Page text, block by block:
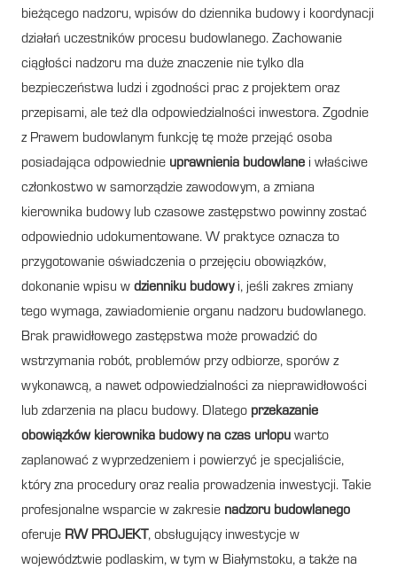
bieżącego nadzoru, wpisów do dziennika budowy i koordynacji
działań uczestników procesu budowlanego. Zachowanie
ciągłości nadzoru ma duże znaczenie nie tylko dla
bezpieczeństwa ludzi i zgodności prac z projektem oraz
przepisami, ale też dla odpowiedzialności inwestora. Zgodnie
z Prawem budowlanym funkcję tę może przejąć osoba
posiadająca odpowiednie uprawnienia budowlane i właściwe
członkostwo w samorządzie zawodowym, a zmiana
kierownika budowy lub czasowe zastępstwo powinny zostać
odpowiednio udokumentowane. W praktyce oznacza to
przygotowanie oświadczenia o przejęciu obowiązków,
dokonanie wpisu w dzienniku budowyi, jeśli zakres zmiany
tego wymaga, zawiadomienie organu nadzoru budowlanego.
Brak prawidłowego zastępstwa może prowadzić do
wstrzymania robót, problemów przy odbiorze, sporów z
wykonawcą, a nawet odpowiedzialności za nieprawidłowości
lub zdarzenia na placu budowy. Dlatego przekazanie
obowiązków kierownika budowy na czas urlopu warto
zaplanować z wyprzedzeniem i powierzyć je specjaliście,
który zna procedury oraz realia prowadzenia inwestycji. Takie
profesjonalne wsparcie w zakresie nadzoru budowlanego
oferuje RW PROJEKT, obsługujący inwestycje w
województwie podlaskim, w tym w Białymstoku, a także na